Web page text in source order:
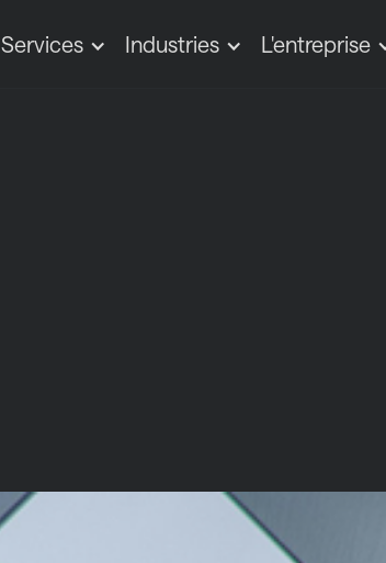
Services Industries L'entreprise